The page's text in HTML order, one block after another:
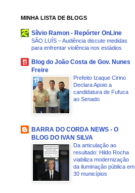
MINHA LISTA DE BLOGS
Sílvio Ramon - Repórter OnLine
SÃO LUÍS – Audiência discute medidas
para enfrentar violência nos estádios
Blog do João Costa de Gov. Nunes
Freire
Prefeito Izaque Cirino
Declara Apoio a
candidatura de Fufuca
ao Senado
BARRA DO CORDA NEWS - O
BLOG DO IVAN SILVA
Da articulação ao
resultado: Hildo Rocha
viabiliza modernização
da iluminação pública em
30 municípios